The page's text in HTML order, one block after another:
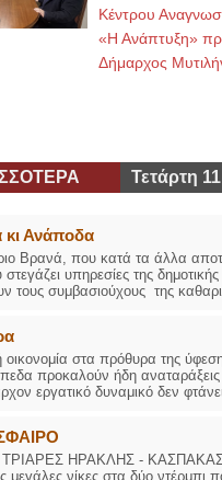
Κέντρου
«Η Ανάπτυξη»
Δήμαρχος
Τετάρτη
κι Ανάποδα
Βρανά, που κατά τα άλλα
στεγάζει υπηρεσίες της
τους συμβασιούχους της
οικονομία στα πρόθυρα της
προκαλούν ήδη αναταράξεις
εργατικό δυναμικό δεν
ΗΡΑΚΛΗΣ - ΚΑΣΠΑΚΑΣ
μεγάλες νίκες στα δύο ντέρμπι